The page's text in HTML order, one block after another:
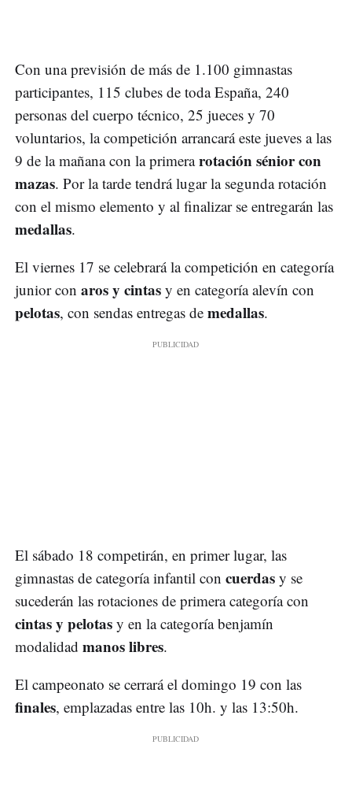
Con una previsión de más de 1.100 gimnastas
participantes, 115 clubes de toda España, 240
personas del cuerpo técnico, 25 jueces y 70
voluntarios, la competición arrancará este jueves a las
9 de la mañana con la primerarotación sénior con
mazas. Por la tarde tendrá lugar la segunda rotación
con el mismo elemento y al finalizar se entregarán las
medallas.
El viernes 17 se celebrará la competición en categoría
junior con aros y cintas y en categoría alevín con
pelotas, con sendas entregas de medallas.
El sábado 18 competirán, en primer lugar, las
gimnastas de categoría infantil con cuerdas y se
sucederán las rotaciones de primera categoría con
cintas y pelotas y en la categoría benjamín
modalidad manos libres.
El campeonato se cerrará el domingo 19 con las
finales, emplazadas entre las 10h. y las 13:50h.